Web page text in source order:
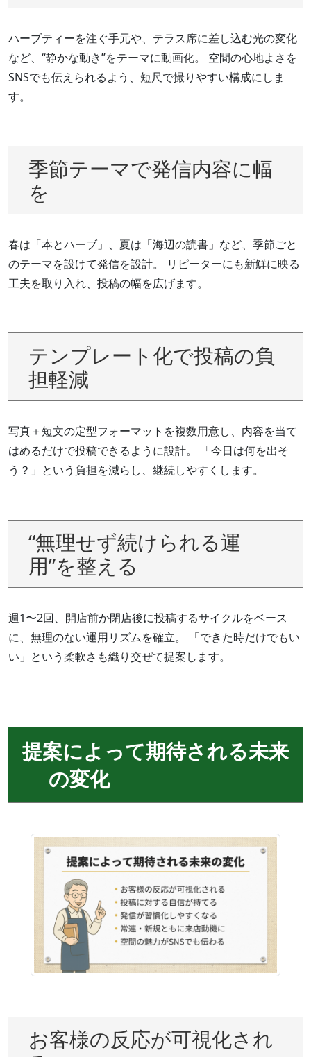
ハーブティーを注ぐ手元や、テラス席に差し込む光の変化
など、“静かな動き”をテーマに動画化。 空間の心地よさを
SNSでも伝えられるよう、短尺で撮りやすい構成にしま
す。
季節テーマで発信内容に幅
を
春は「本とハーブ」、夏は「海辺の読書」など、季節ごと
のテーマを設けて発信を設計。 リピーターにも新鮮に映る
工夫を取り入れ、投稿の幅を広げます。
テンプレート化で投稿の負
担軽減
写真＋短文の定型フォーマットを複数用意し、内容を当て
はめるだけで投稿できるように設計。 「今日は何を出そ
う？」という負担を減らし、継続しやすくします。
“無理せず続けられる運
用”を整える
週1〜2回、開店前か閉店後に投稿するサイクルをベース
に、無理のない運用リズムを確立。 「できた時だけでもい
い」という柔軟さも織り交ぜて提案します。
提案によって期待される未来
の変化
お客様の反応が可視化され